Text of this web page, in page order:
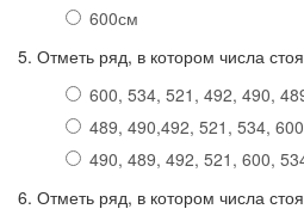
600см
5. Отметь ряд, в котором числа
600, 534, 521, 492, 490,
489, 490,492, 521, 534, 600
490, 489, 492, 521, 600,
6. Отметь ряд, в котором числа